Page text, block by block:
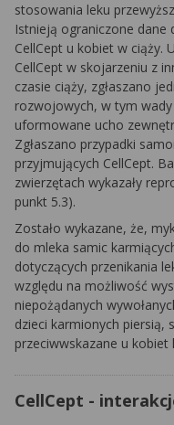
stosowania leku
Istnieją ograniczone
CellCept u kobiet w ciąży.
CellCept w skojarzeniu z
czasie ciąży, zgłaszano
rozwojowych, w tym
uformowane ucho
Zgłaszano przypadki
przyjmujących CellCept.
zwierzętach wykazały
punkt 5.3).
Zostało wykazane, że,
do mleka samic
dotyczących przenikania
względu na możliwość
niepożądanych
dzieci karmionych piersią,
przeciwwskazane u kobiet
CellCept -